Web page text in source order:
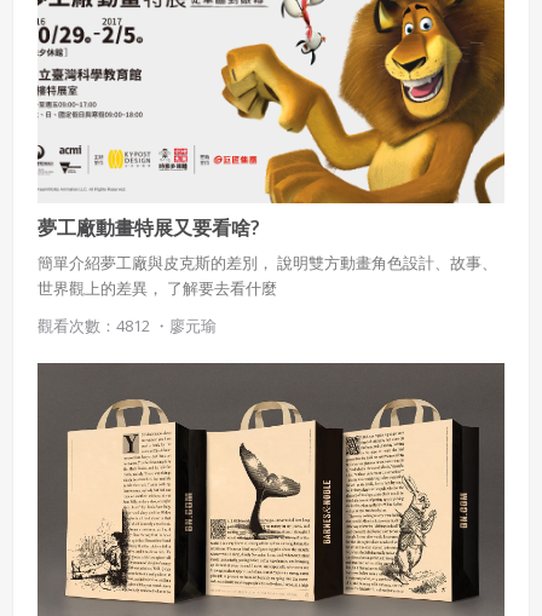
均會設計一個裝飾華麗的花轎參加巡遊。
夢工廠動畫特展又要看啥?
簡單介紹夢工廠與皮克斯的差別， 說明雙方動畫角色設計、故事、
世界觀上的差異， 了解要去看什麼
觀看次數：4812 ・ 廖元瑜
使用 Facebook 帳號登入
使用 Google 帳號登入
使用 Facebook 帳號註冊
使用 Google 帳號註冊
緣會員有意願吉寶知識系統（本系統），經註冊本
系統表示您同意會員合約：
一、定義條款